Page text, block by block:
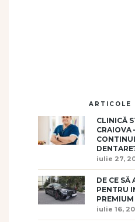
ARTICOLE
CLINICĂ
CRAIOVA
iulie 27,
DE CE SĂ
PENTRU
iulie 16,